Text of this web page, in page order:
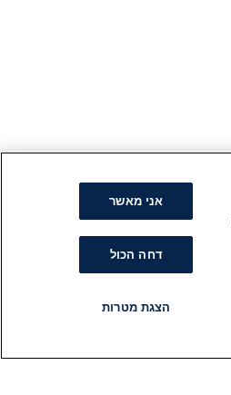
אני מאשר
דחה הכול
הצגת מטרות